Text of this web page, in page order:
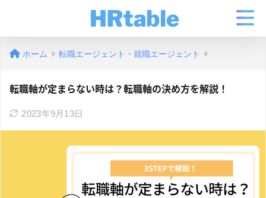
ホーム 転職エージェント・就職エージェント
転職軸が定まらない時は？転職軸の決め方を解説！
2023年9月13日